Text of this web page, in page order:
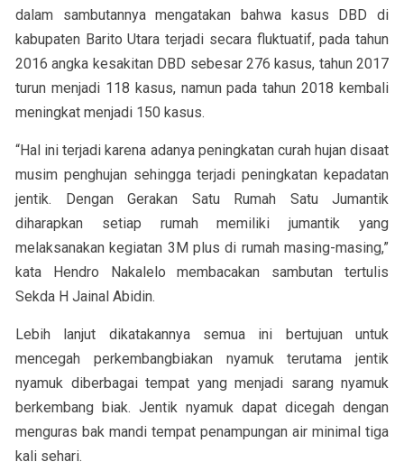
dalam sambutannya mengatakan bahwa kasus DBD di
kabupaten Barito Utara terjadi secara fluktuatif, pada tahun
2016 angka kesakitan DBD sebesar 276 kasus, tahun 2017
turun menjadi 118 kasus, namun pada tahun 2018 kembali
meningkat menjadi 150 kasus.
“Hal ini terjadi karena adanya peningkatan curah hujan disaat
musim penghujan sehingga terjadi peningkatan kepadatan
jentik. Dengan Gerakan Satu Rumah Satu Jumantik
diharapkan setiap rumah memiliki jumantik yang
melaksanakan kegiatan 3M plus di rumah masing-masing,”
kata Hendro Nakalelo membacakan sambutan tertulis
Sekda H Jainal Abidin.
Lebih lanjut dikatakannya semua ini bertujuan untuk
mencegah perkembangbiakan nyamuk terutama jentik
nyamuk diberbagai tempat yang menjadi sarang nyamuk
berkembang biak. Jentik nyamuk dapat dicegah dengan
menguras bak mandi tempat penampungan air minimal tiga
kali sehari.